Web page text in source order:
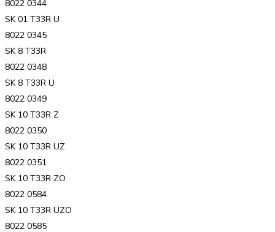
8022 0344
SK 01 T33R U
8022 0345
SK 8 T33R
8022 0348
SK 8 T33R U
8022 0349
SK 10 T33R Z
8022 0350
SK 10 T33R UZ
8022 0351
SK 10 T33R ZO
8022 0584
SK 10 T33R UZO
8022 0585